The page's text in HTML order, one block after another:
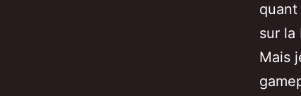
sur la
Mais